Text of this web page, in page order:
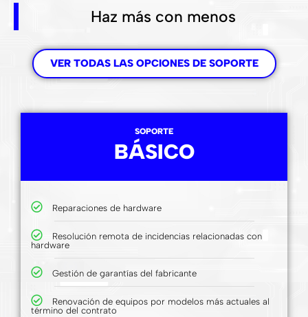
SOPORTE
BÁSICO
Reparaciones de hardware
Resolución remota de incidencias relacionadas con
hardware
Gestión de garantías del fabricante
Renovación de equipos por modelos más actuales al
término del contrato
Haz más con menos
VER TODAS LAS OPCIONES DE SOPORTE